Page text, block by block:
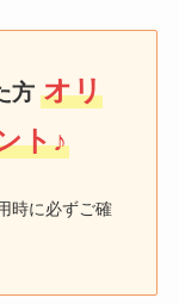
方オリ
ト♪
時に必ずご確